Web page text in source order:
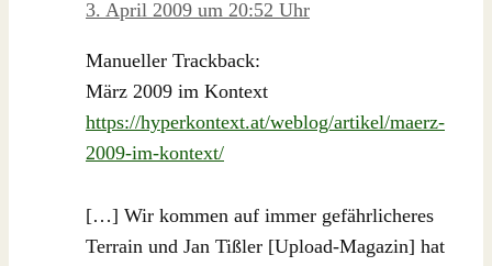
3. April 2009 um 20:52 Uhr
Manueller Trackback:
März 2009 im Kontext
https://hyperkontext.at/weblog/artikel/maerz-
2009-im-kontext/
[…] Wir kommen auf immer gefährlicheres
Terrain und Jan Tißler [Upload-Magazin] hat